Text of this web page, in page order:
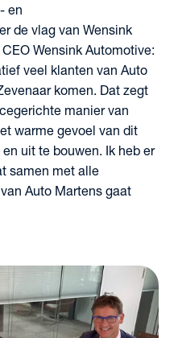
en
de vlag van Wensink
Wensink Automotive:
veel klanten van Auto
komen. Dat zegt
manier van
warme gevoel van dit
uit te bouwen. Ik heb er
samen met alle
Auto Martens gaat